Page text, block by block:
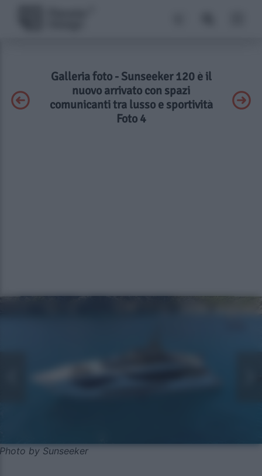
Galleria foto - Sunseeker 120 è il
nuovo arrivato con spazi
comunicanti tra lusso e sportività
Foto 4
Photo by Sunseeker